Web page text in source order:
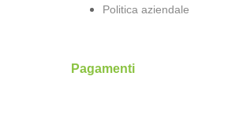
Politica aziendale
Pagamenti